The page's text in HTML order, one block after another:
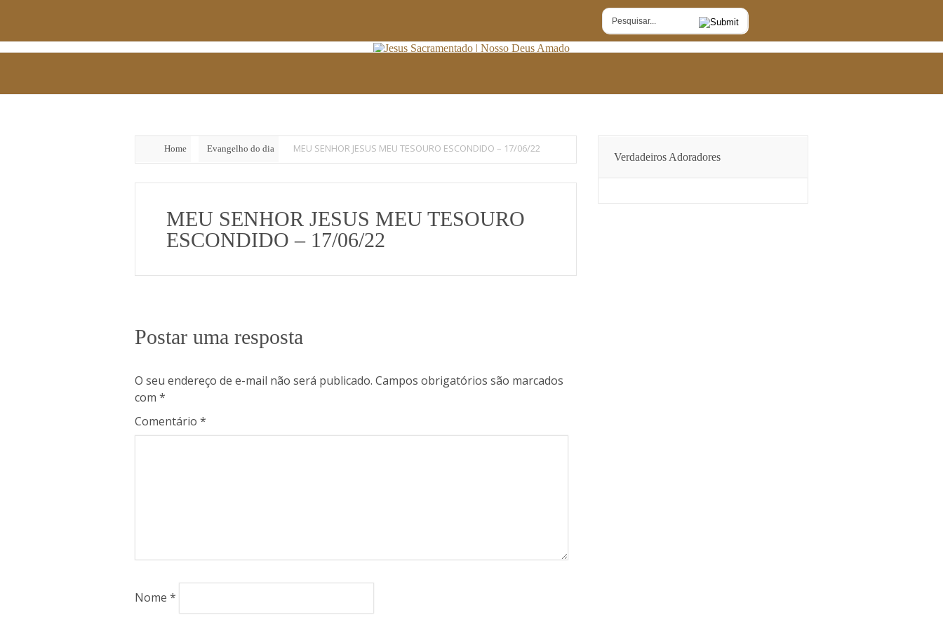
Home Evangelho do dia MEU SENHOR JESUS MEU TESOURO ESCONDIDO – 17/06/22
MEU SENHOR JESUS MEU TESOURO
ESCONDIDO – 17/06/22
Postar uma resposta
O seu endereço de e-mail não será publicado. Campos obrigatórios são marcados
com *
Comentário *
Nome *
Verdadeiros Adoradores